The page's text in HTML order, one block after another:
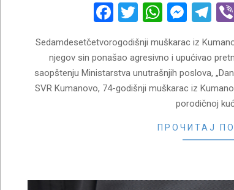
Facebook
Twitter
Sedamdesetčetvorogodišnji muškarac iz
njegov sin ponašao agresivno i upućivao
saopštenju Ministarstva unutrašnjih poslova,
SVR Kumanovo, 74-godišnji muškarac iz
porodičnoj
ПРОЧИТАЈ